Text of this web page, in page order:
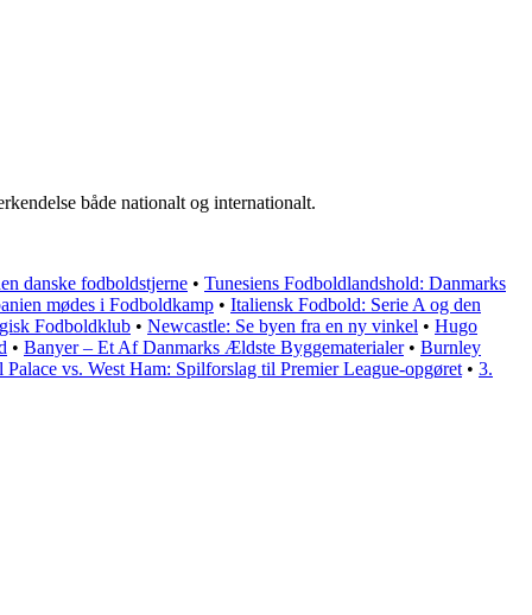
både nationalt og internationalt.
danske fodboldstjerne • Tunesiens Fodboldlandshold: Danmarks
mødes i Fodboldkamp • Italiensk Fodbold: Serie A og den
Fodboldklub • Newcastle: Se byen fra en ny vinkel • Hugo
• Banyer – Et Af Danmarks Ældste Byggematerialer• Burnley
Palace vs. West Ham: Spilforslag til Premier League-opgøret • 3.